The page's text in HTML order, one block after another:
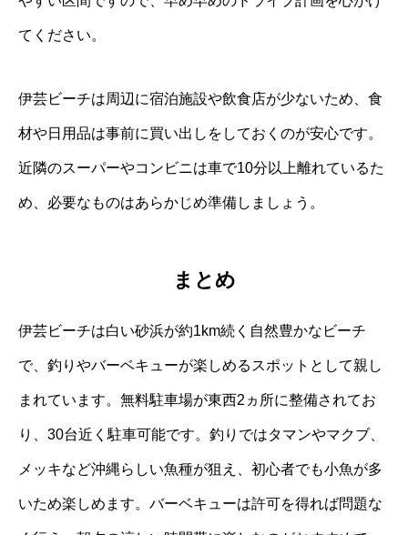
てください。
伊芸ビーチは周辺に宿泊施設や飲食店が少ないため、食
材や日用品は事前に買い出しをしておくのが安心です。
近隣のスーパーやコンビニは車で10分以上離れているた
め、必要なものはあらかじめ準備しましょう。
まとめ
伊芸ビーチは白い砂浜が約1km続く自然豊かなビーチ
で、釣りやバーベキューが楽しめるスポットとして親し
まれています。無料駐車場が東西2ヵ所に整備されてお
り、30台近く駐車可能です。釣りではタマンやマクブ、
メッキなど沖縄らしい魚種が狙え、初心者でも小魚が多
いため楽しめます。バーベキューは許可を得れば問題な